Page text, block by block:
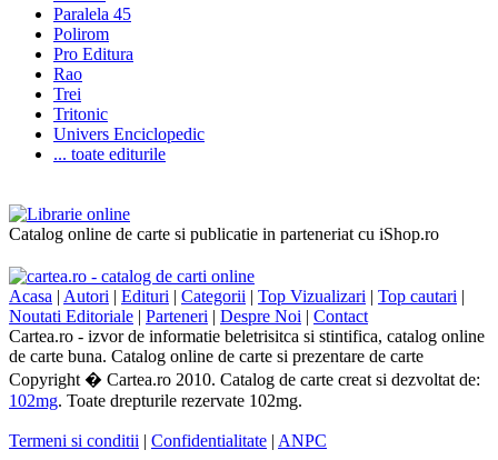
Paralela 45
Polirom
Pro Editura
Rao
Trei
Tritonic
Univers Enciclopedic
... toate editurile
Catalog online de carte si publicatie in parteneriat cu iShop.ro
Acasa | Autori | Edituri | Categorii | Top Vizualizari | Top cautari |
Noutati Editoriale | Parteneri | Despre Noi | Contact
Cartea.ro - izvor de informatie beletrisitca si stintifica, catalog online
de carte buna. Catalog online de carte si prezentare de carte
Copyright � Cartea.ro 2010. Catalog de carte creat si dezvoltat de:
102mg. Toate drepturile rezervate 102mg.
Termeni si conditii | Confidentialitate | ANPC